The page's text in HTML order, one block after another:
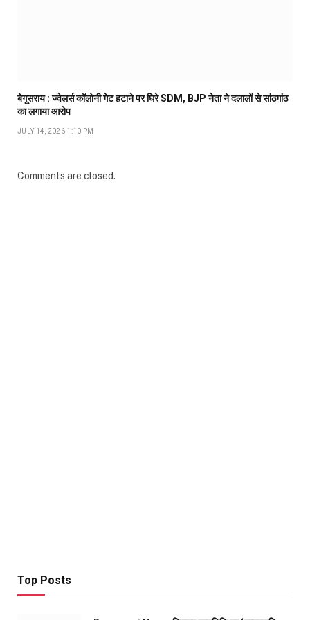
बेगूसराय : ज्वेलर्स कॉलोनी गेट हटाने पर घिरे SDM, BJP नेता ने दलालों से सांठगांठ
का लगाया आरोप
JULY 14, 2026 1:10 PM
Comments are closed.
Top Posts